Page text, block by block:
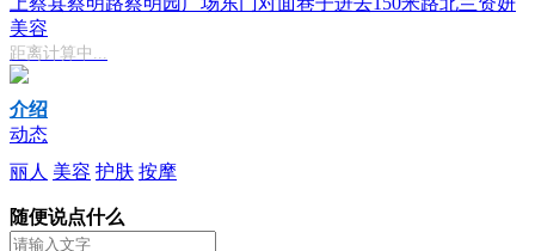
美容
距离计算中...
介绍
动态
丽人 美容 护肤 按摩
随便说点什么